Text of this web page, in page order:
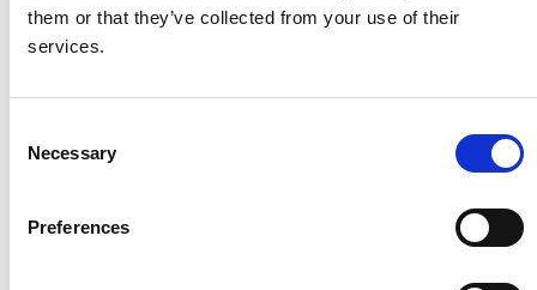
them or that they’ve collected from your use of their
services.
Selection
Necessary
Preferences
Hyperflex, nouveau paradigme d’installation
automatisée et durable de rangées de